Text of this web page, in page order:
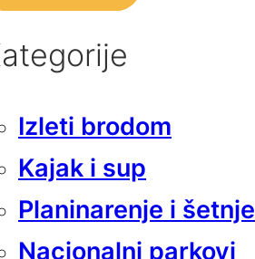
Izleti brodom
Kajak i sup
Planinarenje i šetnje
Nacionalni parkovi